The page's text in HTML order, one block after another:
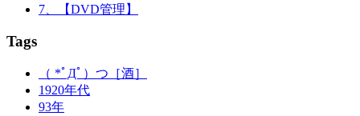
7、【DVD管理】
Tags
（ *ﾟДﾟ）つ［酒］
1920年代
93年